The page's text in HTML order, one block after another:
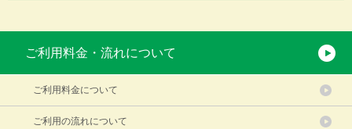
ご利用料金・流れについて
ご利用料金について
ご利用の流れについて